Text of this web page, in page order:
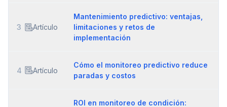
3 Artículo
Mantenimiento predictivo: ventajas,
limitaciones y retos de
implementación
4 Artículo
Cómo el monitoreo predictivo reduce
paradas y costos
ROI en monitoreo de condición: